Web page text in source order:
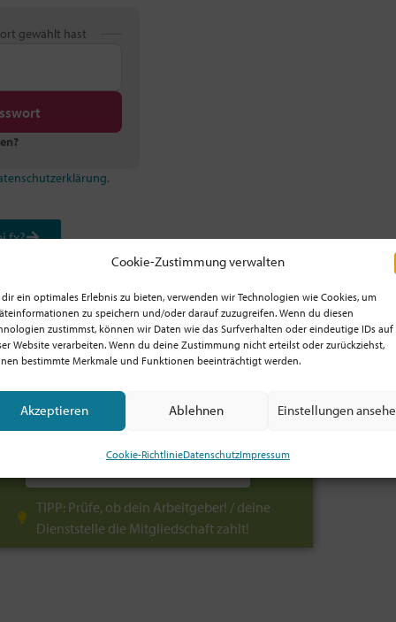
Cookie-Zustimmung verwalten
dir ein optimales Erlebnis zu bieten, verwenden wir Technologien wie Cookies, um
zu speichern und/oder darauf zuzugreifen. Wenn du diesen
zustimmst, können wir Daten wie das Surfverhalten oder eindeutige IDs auf
Website verarbeiten. Wenn du deine Zustimmung nicht erteilst oder zurückziehst,
bestimmte Merkmale und Funktionen beeinträchtigt werden.
Akzeptieren Ablehnen Einstellungen
Cookie-RichtlinieDatenschutzImpressum
gewählt hast
.
fx?
Jetzt Mitglied werden!
Profitiere von der Mitgliedschaft
und unterstütze die Bewegung!
Mitglied sein ab 5€/Monat!
TIPP: Prüfe, ob dein Arbeitgeber! / deine
Dienststelle die Mitgliedschaft zahlt!